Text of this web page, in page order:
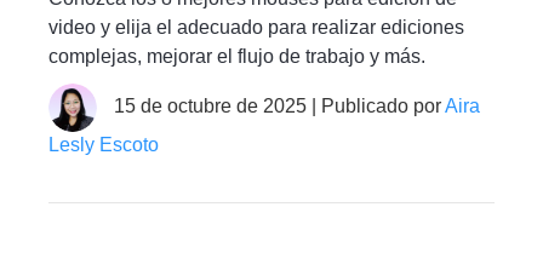
video y elija el adecuado para realizar ediciones
complejas, mejorar el flujo de trabajo y más.
15 de octubre de 2025 | Publicado porAira
Lesly Escoto